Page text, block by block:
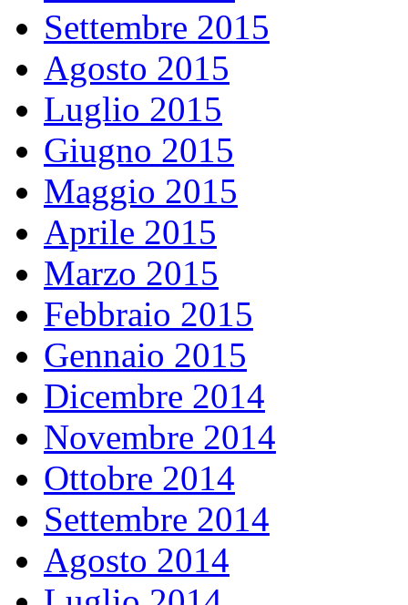
Settembre 2015
Agosto 2015
Luglio 2015
Giugno 2015
Maggio 2015
Aprile 2015
Marzo 2015
Febbraio 2015
Gennaio 2015
Dicembre 2014
Novembre 2014
Ottobre 2014
Settembre 2014
Agosto 2014